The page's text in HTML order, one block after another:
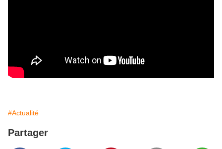
#Actualité
Partager